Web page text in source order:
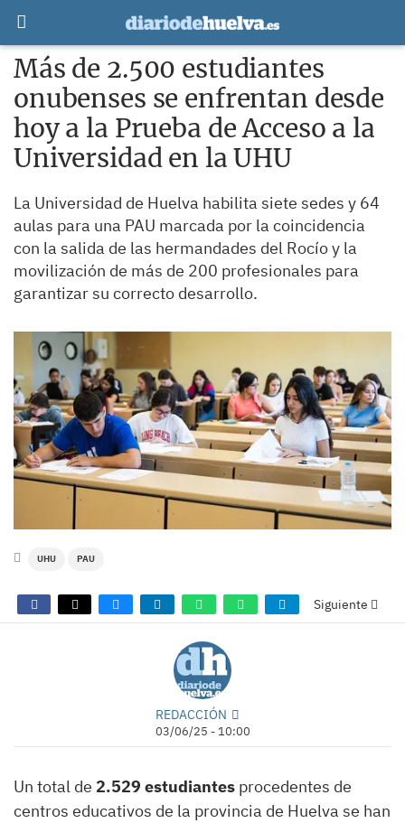
Más de 2.500 estudiantes
onubenses se enfrentan desde
hoy a la Prueba de Acceso a la
Universidad en la UHU
La Universidad de Huelva habilita siete sedes y 64
aulas para una PAU marcada por la coincidencia
con la salida de las hermandades del Rocío y la
movilización de más de 200 profesionales para
garantizar su correcto desarrollo.
UHU PAU
Siguiente
REDACCIÓN
03/06/25 - 10:00
Un total de 2.529 estudiantes procedentes de
centros educativos de la provincia de Huelva se han